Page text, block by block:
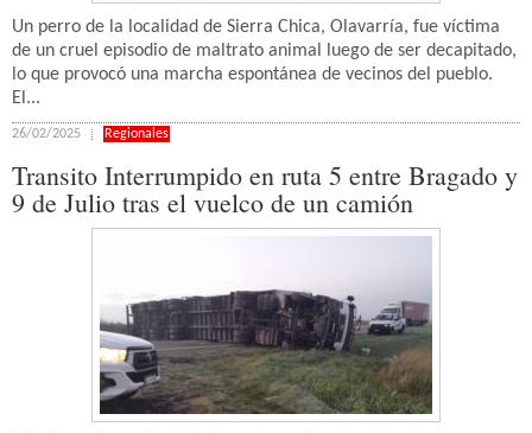
Un perro de la localidad de Sierra Chica, Olavarría, fue víctima
de un cruel episodio de maltrato animal luego de ser decapitado,
lo que provocó una marcha espontánea de vecinos del pueblo.
El...
26/02/2025 Regionales
Transito Interrumpido en ruta 5 entre Bragado y
9 de Julio tras el vuelco de un camión